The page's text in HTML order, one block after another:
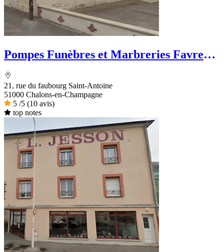
Pompes Funèbres et Marbreries Favre
21, rue du faubourg Saint-Antoine
51000 Chalons-en-Champagne
5 /5 (10 avis)
top notes